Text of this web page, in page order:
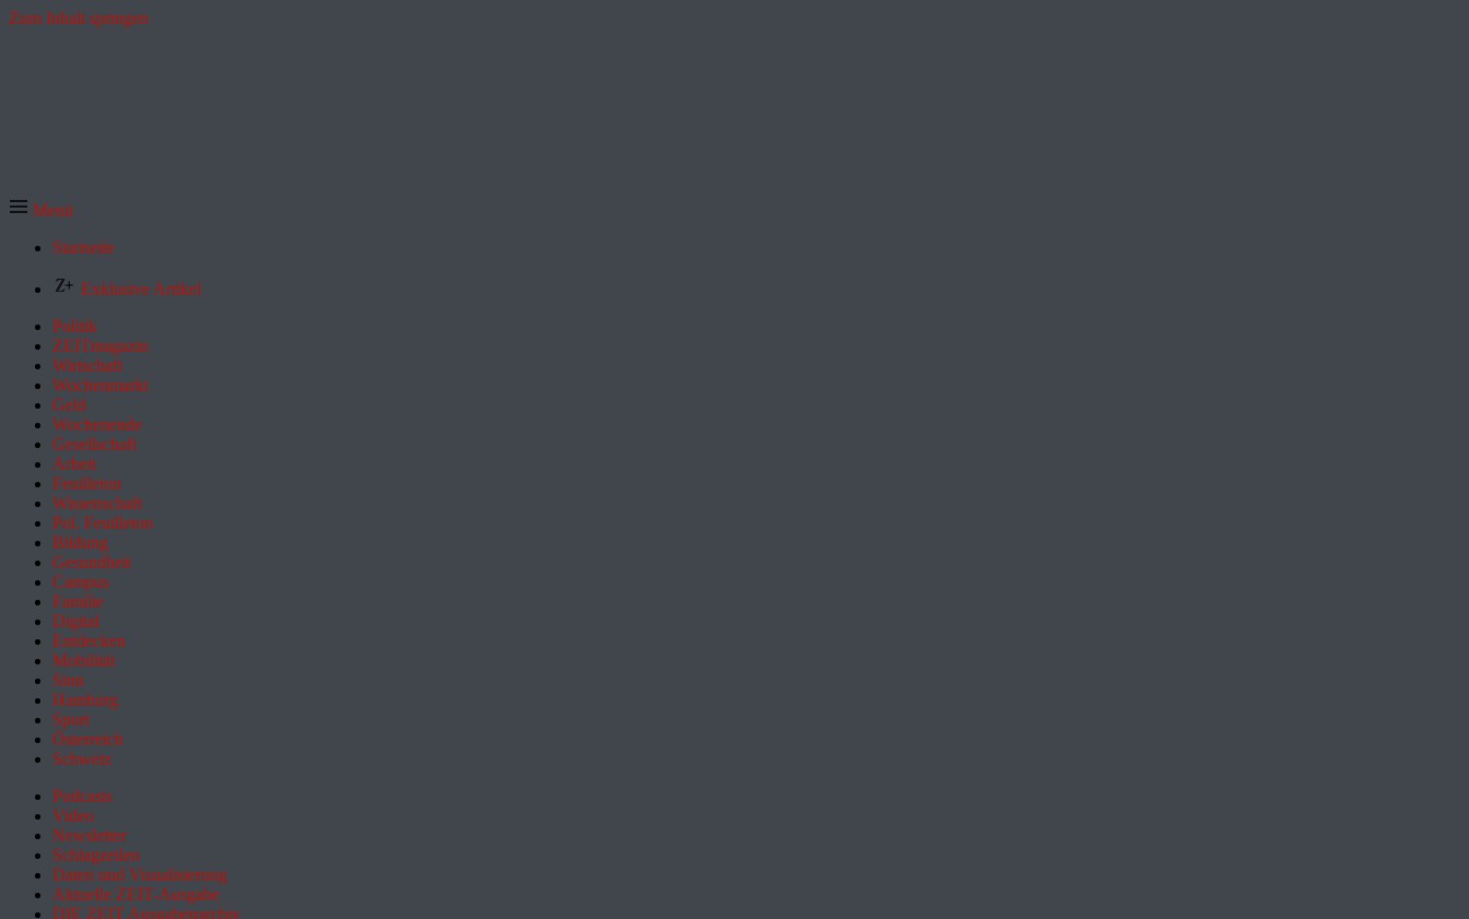
Zum Inhalt springen
Menü
Startseite
Exklusive Artikel
Politik
ZEITmagazin
Wirtschaft
Wochenmarkt
Geld
Wochenende
Gesellschaft
Arbeit
Feuilleton
Wissenschaft
Pol. Feuilleton
Bildung
Gesundheit
Campus
Familie
Digital
Entdecken
Mobilität
Sinn
Hamburg
Sport
Österreich
Schweiz
Podcasts
Video
Newsletter
Schlagzeilen
Daten und Visualisierung
Aktuelle ZEIT-Ausgabe
DIE ZEIT Ausgabenarchiv